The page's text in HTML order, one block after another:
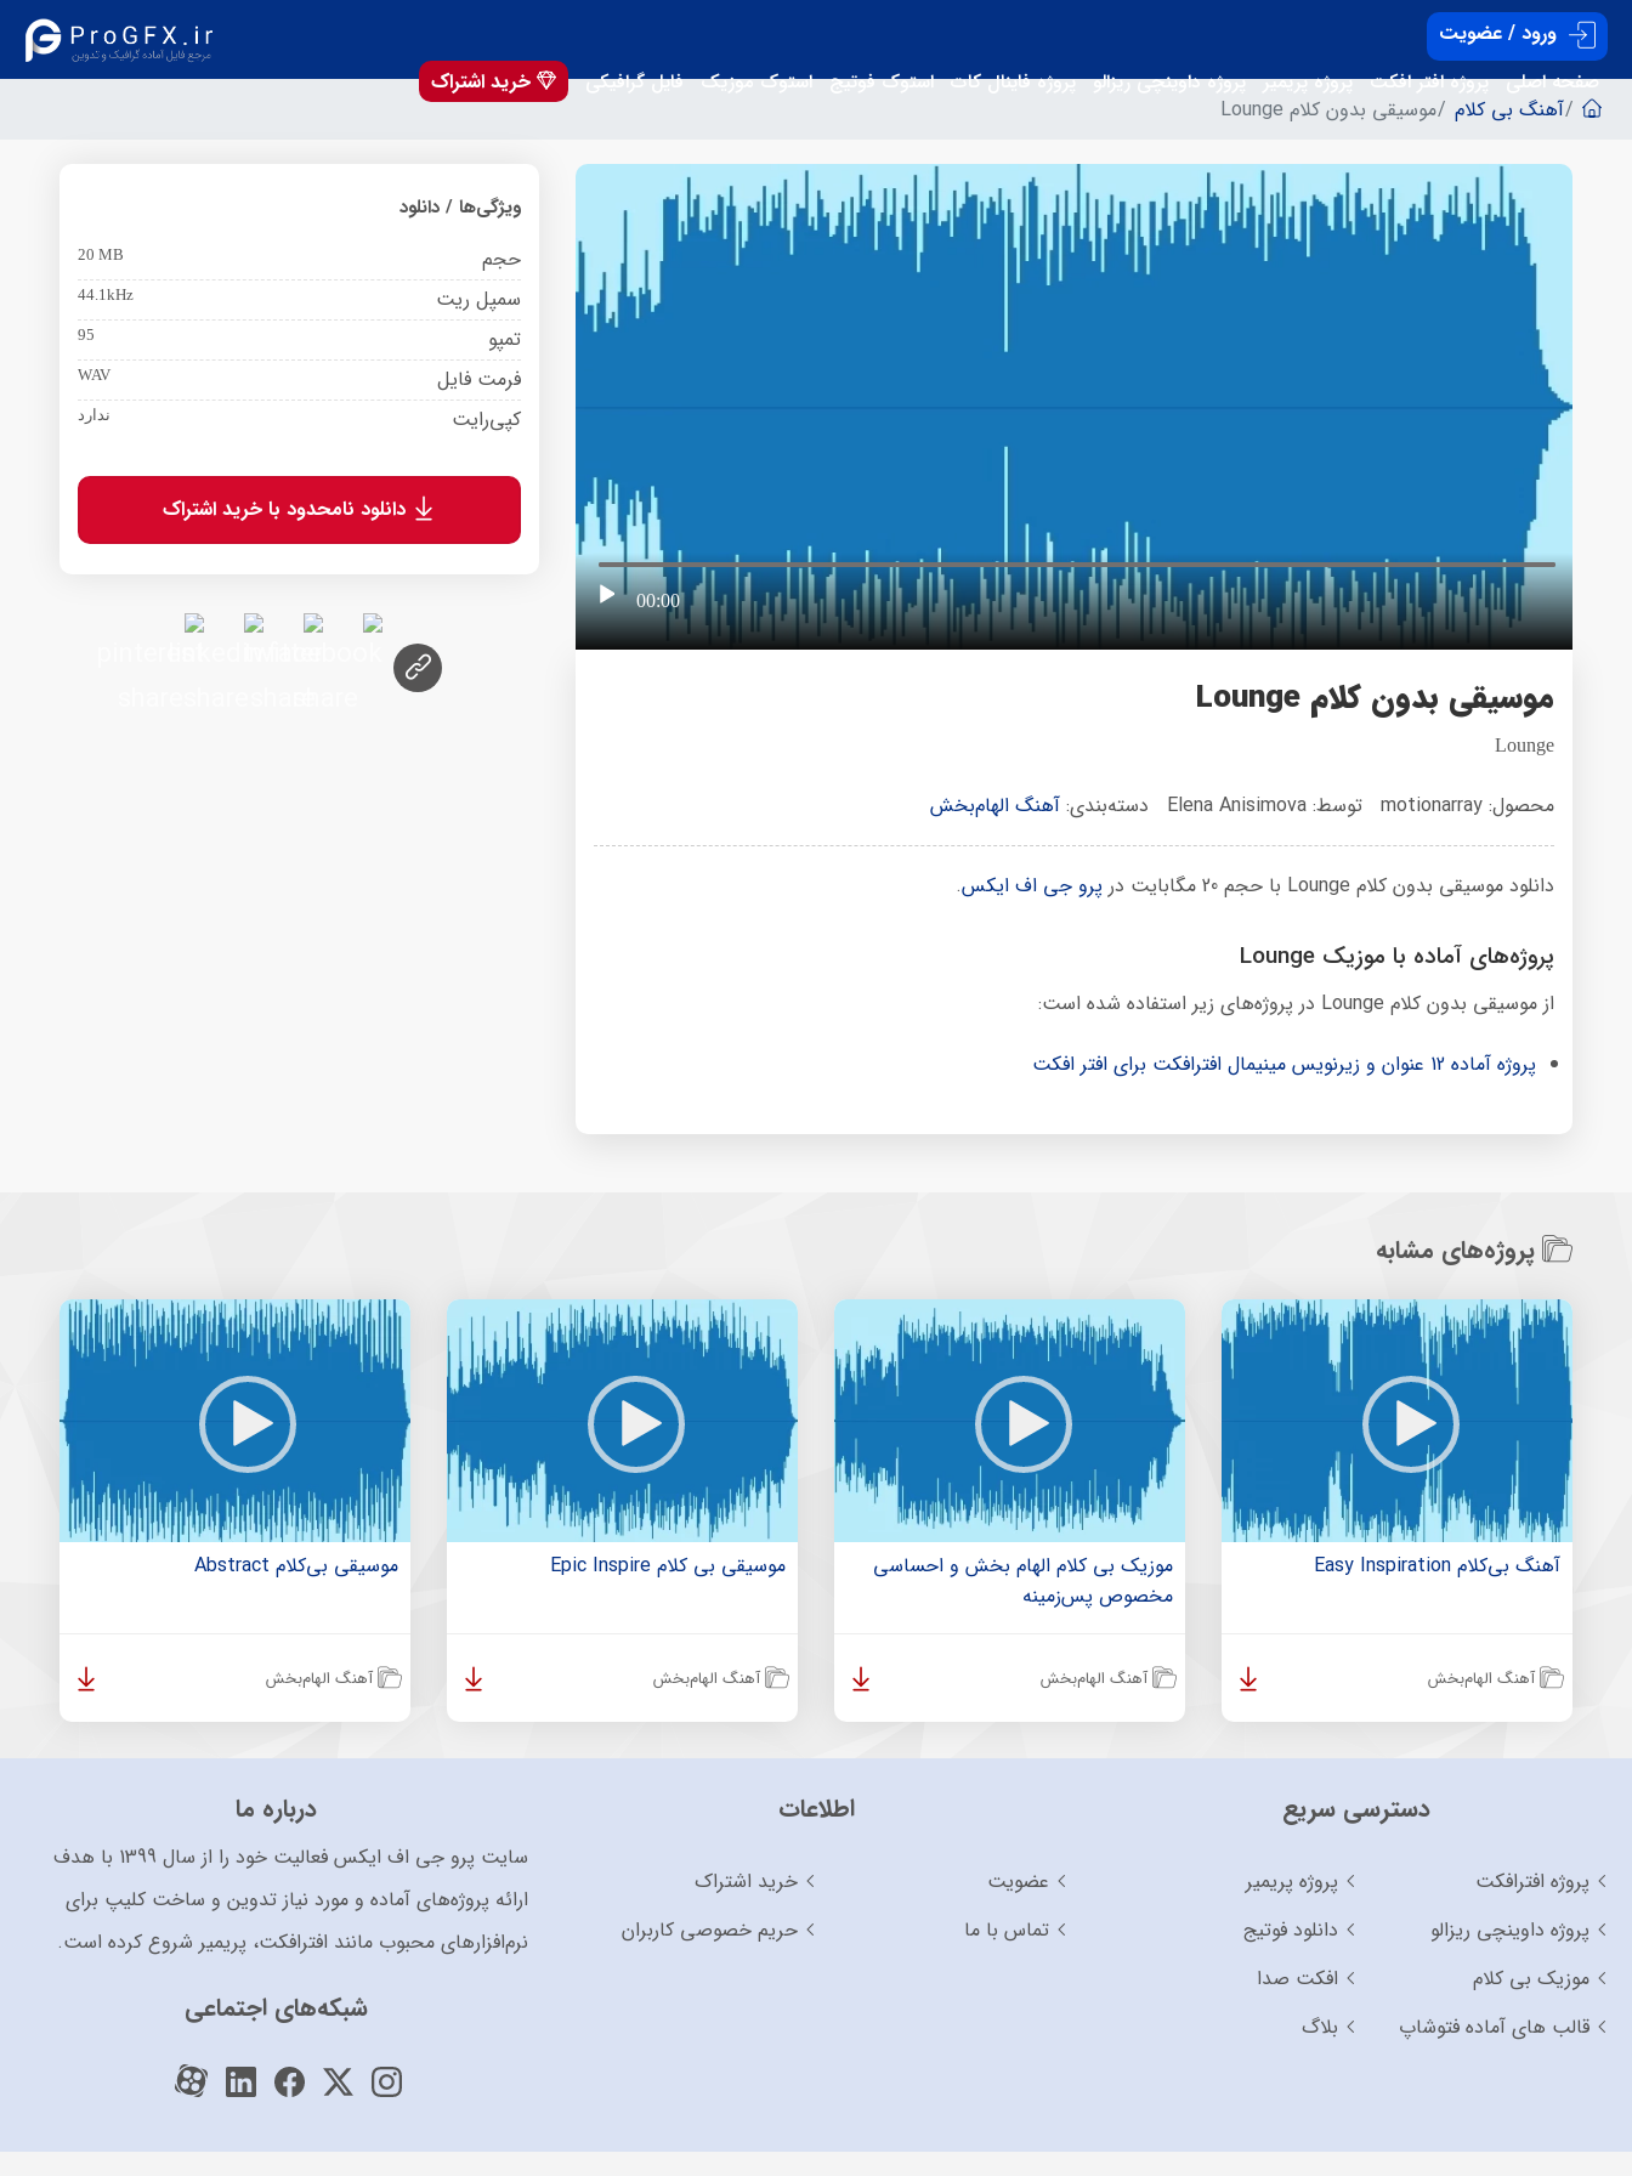
ورود / عضویت
صفحه اصلی پروژه افتر افکت پروژه پریمیر پروژه داوینچی ریزالو پروژه فاینال کات استوک فوتیج استوک موزیک فایل گرافیکی
خرید اشتراک
آهنگ بی کلام
موسیقی بدون کلام Lounge
00:00
موسیقی بدون کلام Lounge
Lounge
محصول: motionarray توسط: Elena Anisimova دسته‌بندی: آهنگ الهام‌بخش
دانلود موسیقی بدون کلام Lounge با حجم 20 مگابایت در پرو جی اف ایکس.
پروژه‌های آماده با موزیک Lounge
از موسیقی بدون کلام Lounge در پروژه‌های زیر استفاده شده است:
پروژه آماده 12 عنوان و زیرنویس مینیمال افترافکت برای افتر افکت
ویژگی‌ها / دانلود
حجم 20 MB
سمپل ریت 44.1kHz
تمپو 95
فرمت فایل WAV
کپی‌رایت ندارد
دانلود نامحدود با خرید اشتراک
پروژه‌های مشابه
آهنگ بی‌کلام Easy Inspiration
آهنگ الهام‌بخش
موزیک بی کلام الهام بخش و احساسی
مخصوص پس‌زمینه
آهنگ الهام‌بخش
موسیقی بی کلام Epic Inspire
آهنگ الهام‌بخش
موسیقی بی‌کلام Abstract
آهنگ الهام‌بخش
دسترسی سریع
پروژه افترافکت
پروژه پریمیر
پروژه داوینچی ریزالو
دانلود فوتیج
موزیک بی کلام
افکت صدا
قالب های آماده فتوشاپ
بلاگ
اطلاعات
عضویت
خرید اشتراک
تماس با ما
حریم خصوصی کاربران
درباره ما
سایت پرو جی اف ایکس فعالیت خود را از سال 1399 با هدف
ارائه پروژه‌های آماده و مورد نیاز تدوین و ساخت کلیپ برای
نرم‌افزارهای محبوب مانند افترافکت، پریمیر شروع کرده است.
شبکه‌های اجتماعی